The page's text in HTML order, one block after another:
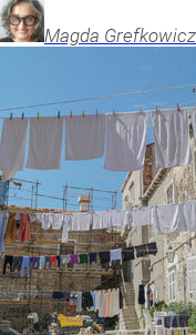
Magda Grefkowicz